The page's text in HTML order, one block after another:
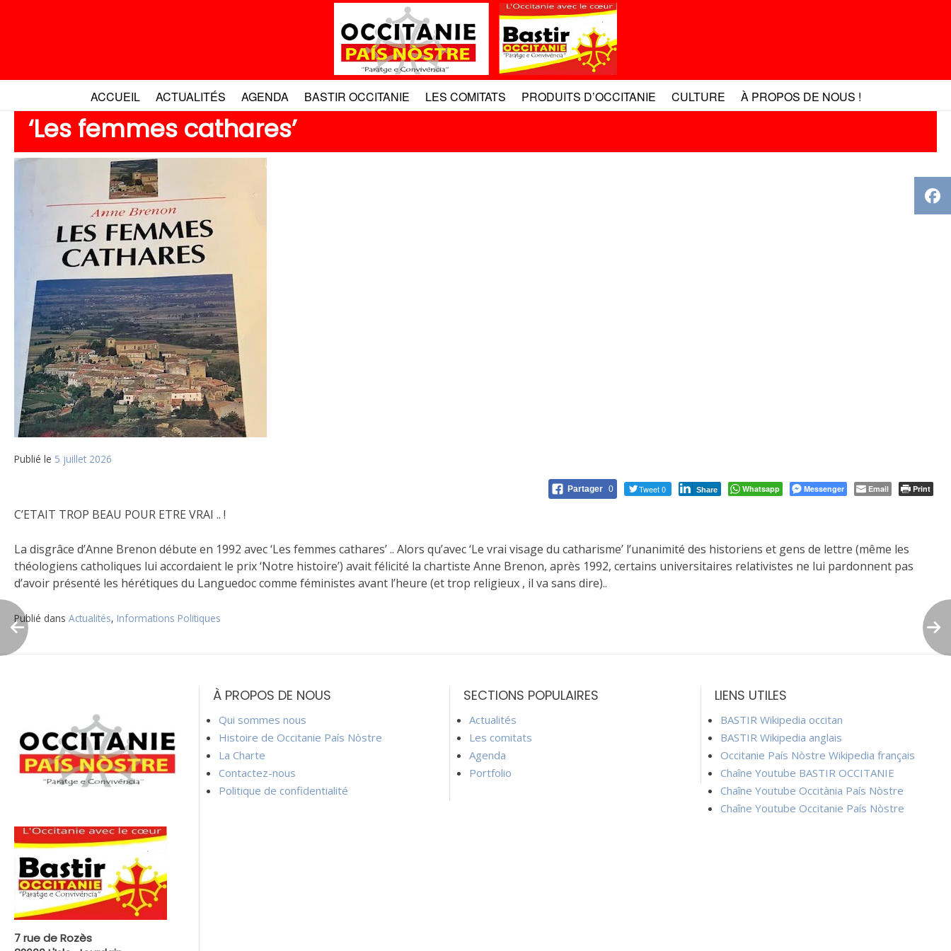
ACCUEIL ACTUALITÉS AGENDA BASTIR OCCITANIE LES COMITATS PRODUITS D’OCCITANIE CULTURE À PROPOS DE NOUS !
‘Les femmes cathares’
Publié le 5 juillet 2026
Partager 0 Tweet 0 Share Whatsapp Messenger Email Print
C’ETAIT TROP BEAU POUR ETRE VRAI .. !
La disgrâce d’Anne Brenon débute en 1992 avec ‘Les femmes cathares’ .. Alors qu’avec ‘Le vrai visage du catharisme’ l’unanimité des historiens et gens de lettre (même les
théologiens catholiques lui accordaient le prix ‘Notre histoire’) avait félicité la chartiste Anne Brenon, après 1992, certains universitaires relativistes ne lui pardonnent pas
d’avoir présenté les hérétiques du Languedoc comme féministes avant l’heure (et trop religieux , il va sans dire)..
Publié dans Actualités, Informations Politiques
Navigation
l’article
7 rue de Rozès
À PROPOS DE NOUS
Qui sommes nous
Histoire de Occitanie País Nòstre
La Charte
Contactez-nous
Politique de confidentialité
SECTIONS POPULAIRES
Actualités
Les comitats
Agenda
Portfolio
LIENS UTILES
BASTIR Wikipedia occitan
BASTIR Wikipedia anglais
Occitanie País Nòstre Wikipedia français
Chaîne Youtube BASTIR OCCITANIE
Chaîne Youtube Occitània País Nòstre
Chaîne Youtube Occitanie País Nòstre